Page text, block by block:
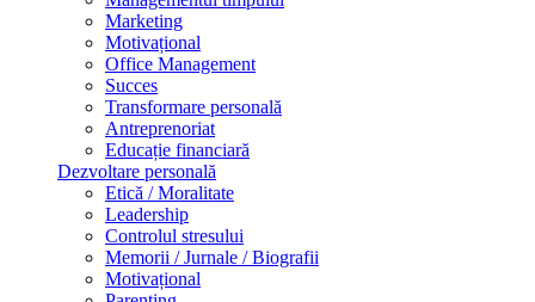
Marketing
Motivațional
Office Management
Succes
Transformare personală
Antreprenoriat
Educație financiară
Dezvoltare personală
Etică / Moralitate
Leadership
Controlul stresului
Memorii / Jurnale / Biografii
Motivațional